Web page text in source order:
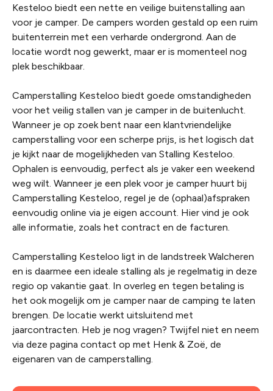
Kesteloo biedt een nette en veilige buitenstalling aan
voor je camper. De campers worden gestald op een ruim
buitenterrein met een verharde ondergrond. Aan de
locatie wordt nog gewerkt, maar er is momenteel nog
plek beschikbaar.
Camperstalling Kesteloo biedt goede omstandigheden
voor het veilig stallen van je camper in de buitenlucht.
Wanneer je op zoek bent naar een klantvriendelijke
camperstalling voor een scherpe prijs, is het logisch dat
je kijkt naar de mogelijkheden van Stalling Kesteloo.
Ophalen is eenvoudig, perfect als je vaker een weekend
weg wilt. Wanneer je een plek voor je camper huurt bij
Camperstalling Kesteloo, regel je de (ophaal)afspraken
eenvoudig online via je eigen account. Hier vind je ook
alle informatie, zoals het contract en de facturen.
Camperstalling Kesteloo ligt in de landstreek Walcheren
en is daarmee een ideale stalling als je regelmatig in deze
regio op vakantie gaat. In overleg en tegen betaling is
het ook mogelijk om je camper naar de camping te laten
brengen. De locatie werkt uitsluitend met
jaarcontracten. Heb je nog vragen? Twijfel niet en neem
via deze pagina contact op met Henk & Zoë, de
eigenaren van de camperstalling.